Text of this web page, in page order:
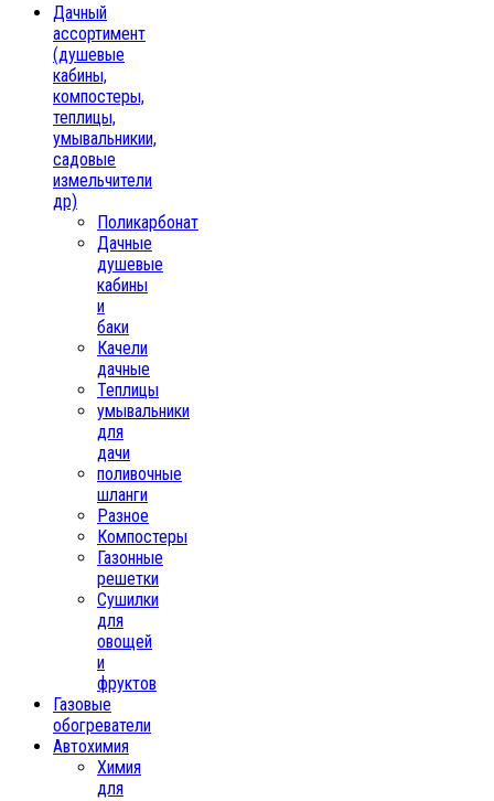
Дачный
ассортимент
(душевые
кабины,
компостеры,
теплицы,
умывальникии,
садовые
измельчители
др)
Поликарбонат
Дачные
душевые
кабины
и
баки
Качели
дачные
Теплицы
умывальники
для
дачи
поливочные
шланги
Разное
Компостеры
Газонные
решетки
Сушилки
для
овощей
и
фруктов
Газовые
обогреватели
Автохимия
Химия
для